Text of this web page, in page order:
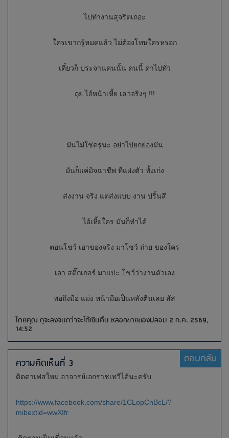
ไปทำงานสุจริตเถอะ
ใครเขากรู้หมดแล้ว ไม่ต้องโทษใครหรอก
เดี๋ยวก็ ประจานคนนั้น คนนี้ ด่าไปทั่ว
ถุย ไอ้หน้าเหี้ย เลวจริงๆ !!!
มันไม่ใช่ครูนะ อย่าไปยกย่องมัน
มันก็แค่มิจฉาชีพ ที่แฝงตัว ทั้งเก่ง
ส่งงาน จริง แต่ส่งแบบ งาน ปริ้นสี
ไอ้เหี้ยใคร มันก็ทำได้
ตอนโชว์ เอาของจริง มาโชว์ ถ่าย ของใคร
เอา สติ๊กเกอร์ มาแปะ โชว์ว่างานตัวเอง
พอถึงมือ แม่ง หน้ามือเป็นหลังตีนเลย สัส
โดยคุณ กุจะลงจนกว่าจะได้เงินคืน หลอกขายของปลอม 2 ก.ค. 2569,
14:52
ความคิดเห็นที่ 3 ตอบกลับ
ติดตาเฟสใหม่ อาจารย์เอกราชเทวีได้นะครับ
https://www.facebook.com/share/1CLopCnBcL/?
mibextid=wwXIfr